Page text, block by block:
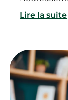
Lire la suite